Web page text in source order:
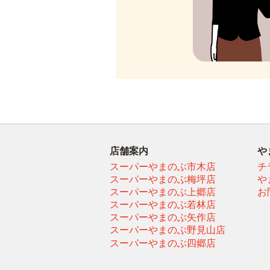
店舗案内
スーパーやまのぶ市木店
スーパーやまのぶ梅坪店
スーパーやまのぶ上郷店
スーパーやまのぶ若林店
スーパーやまのぶ矢作店
スーパーやまのぶ野見山店
スーパーやまのぶ四郷店
や
チ
や
お